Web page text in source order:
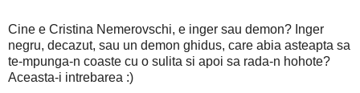
Cine e Cristina Nemerovschi, e inger sau demon? Inger
negru, decazut, sau un demon ghidus, care abia asteapta sa
te-mpunga-n coaste cu o sulita si apoi sa rada-n hohote?
Aceasta-i intrebarea :)